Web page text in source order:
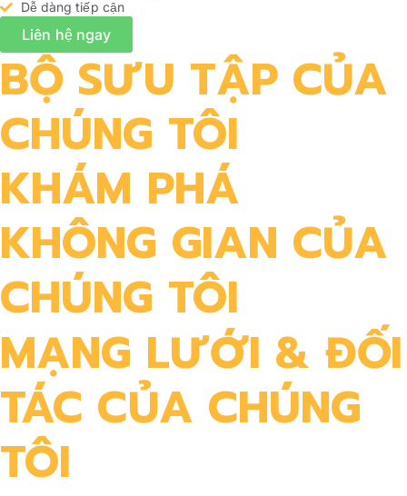
Dễ dàng tiếp cận
Liên hệ ngay
BỘ SƯU TẬP CỦA
CHÚNG TÔI​
KHÁM PHÁ
KHÔNG GIAN CỦA
CHÚNG TÔI
MẠNG LƯỚI & ĐỐI
TÁC CỦA CHÚNG
TÔI​